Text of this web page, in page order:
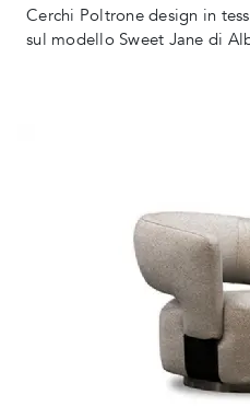
Cerchi Poltrone design in
sul modello Sweet Jane di